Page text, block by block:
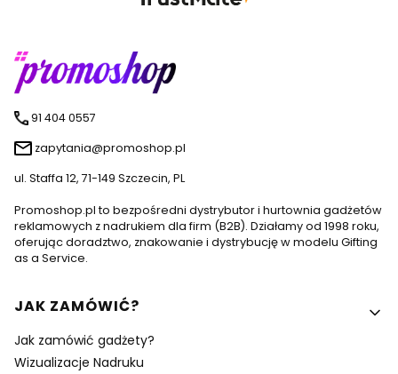
91 404 0557
zapytania@promoshop.pl
ul. Staffa 12, 71-149 Szczecin, PL
Promoshop.pl to bezpośredni dystrybutor i hurtownia gadżetów
reklamowych z nadrukiem dla firm (B2B). Działamy od 1998 roku,
oferując doradztwo, znakowanie i dystrybucję w modelu Gifting
as a Service.
Linki w stopce
JAK ZAMÓWIĆ?
Jak zamówić gadżety?
Wizualizacje Nadruku